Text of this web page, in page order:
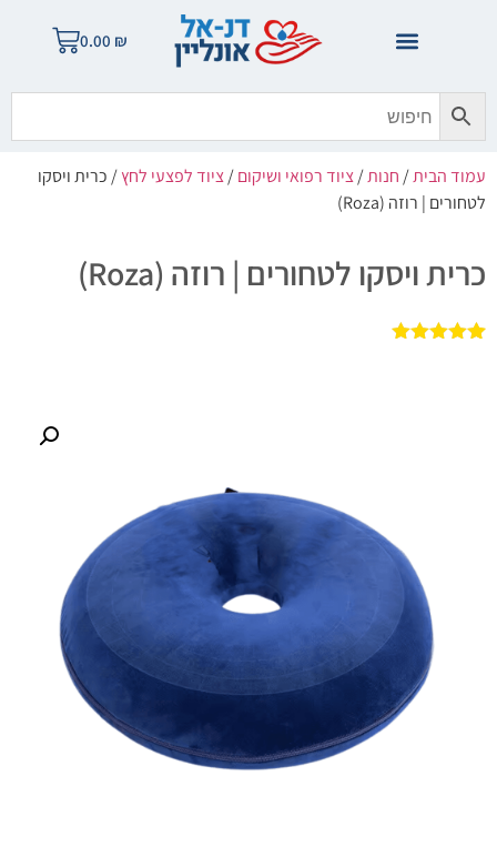
0.00 ₪
עמוד הבית/חנות/ציוד רפואי ושיקום/ציוד לפצעי לחץ/ כרית ויסקו
לטחורים | רוזה (Roza)
כרית ויסקו לטחורים | רוזה (Roza)